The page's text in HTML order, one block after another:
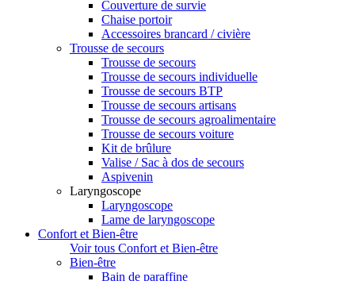
Couverture de survie
Chaise portoir
Accessoires brancard / civière
Trousse de secours
Trousse de secours
Trousse de secours individuelle
Trousse de secours BTP
Trousse de secours artisans
Trousse de secours agroalimentaire
Trousse de secours voiture
Kit de brûlure
Valise / Sac à dos de secours
Aspivenin
Laryngoscope
Laryngoscope
Lame de laryngoscope
Confort et Bien-être
Voir tous Confort et Bien-être
Bien-être
Bain de paraffine